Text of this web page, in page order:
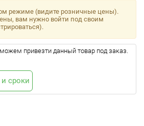
режиме (видите розничные цены).
вам нужно войти под своим
привезти данный товар под заказ.
сроки